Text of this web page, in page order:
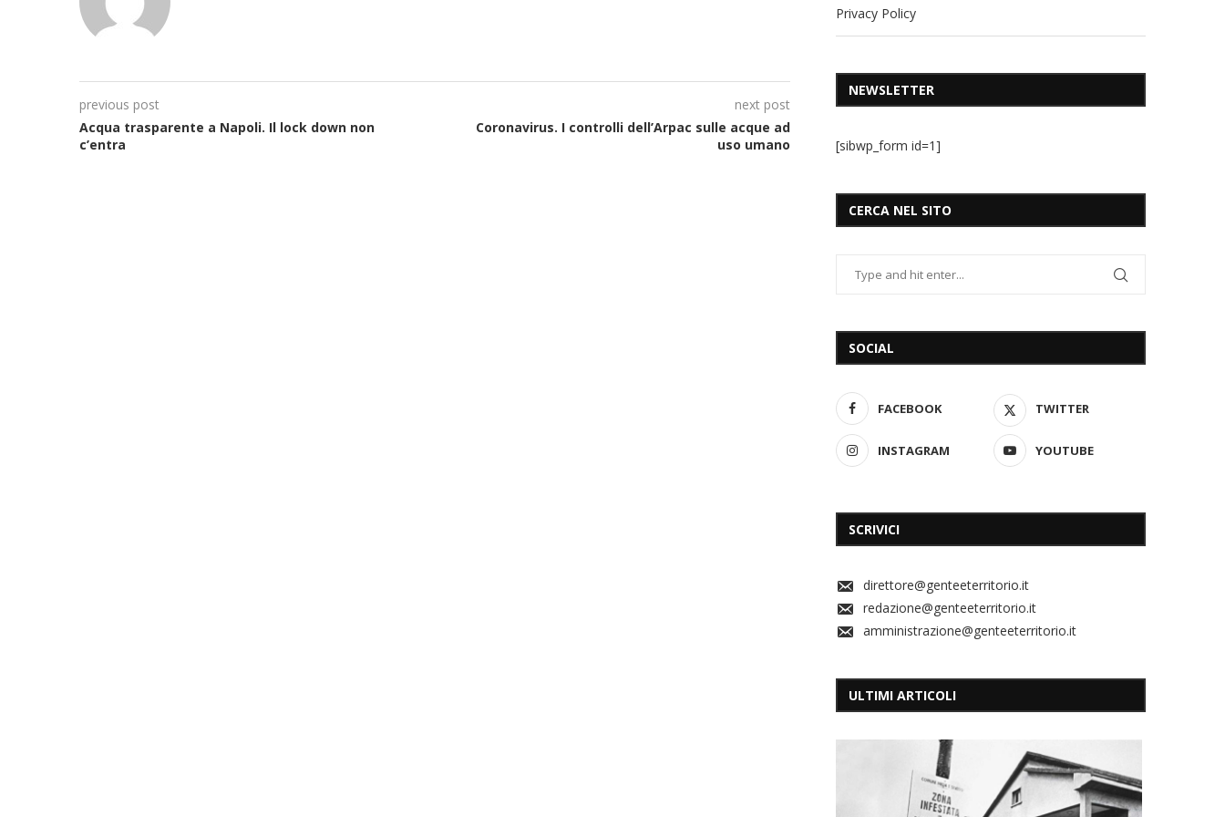
previous post
Acqua trasparente a Napoli. Il lock down non
c’entra
next post
Coronavirus. I controlli dell’Arpac sulle acque ad
uso umano
Privacy Policy
NEWSLETTER
[sibwp_form id=1]
CERCA NEL SITO
SOCIAL
FACEBOOK TWITTER
INSTAGRAM YOUTUBE
SCRIVICI
direttore@genteeterritorio.it
redazione@genteeterritorio.it
amministrazione@genteeterritorio.it
ULTIMI ARTICOLI